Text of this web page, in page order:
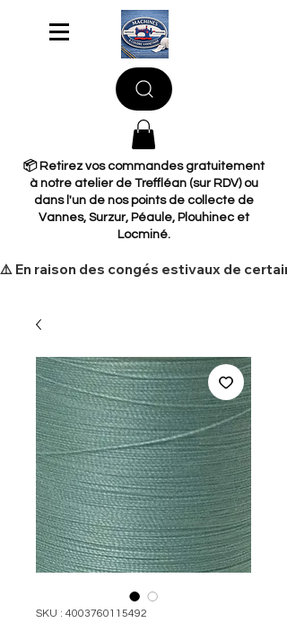
📦 Retirez vos commandes gratuitement
à notre atelier de Treffléan (sur RDV) ou
dans l'un de nos points de collecte de
Vannes, Surzur, Péaule, Plouhinec et
Locminé.
​⚠️ En raison des congés estivaux de
SKU : 4003760115492